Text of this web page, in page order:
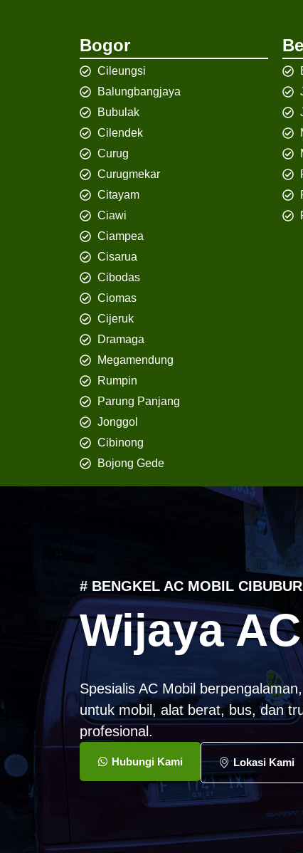
Bogor
Cileungsi
Balungbangjaya
Bubulak
Cilendek
Curug
Curugmekar
Citayam
Ciawi
Ciampea
Cisarua
Cibodas
Ciomas
Cijeruk
Dramaga
Megamendung
Rumpin
Parung Panjang
Jonggol
Cibinong
Bojong Gede
# BENGKEL AC MOBIL
Wijaya
Spesialis AC Mobil
untuk mobil, alat berat, bus, dan
profesional.
Hubungi Kami Lokasi Kami